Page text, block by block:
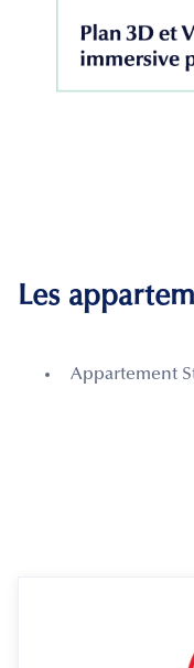
Les
Appartement